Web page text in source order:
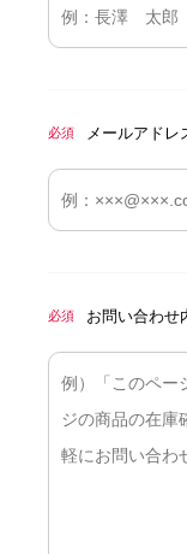
必須 メールアドレ
必須 お問い合わせ